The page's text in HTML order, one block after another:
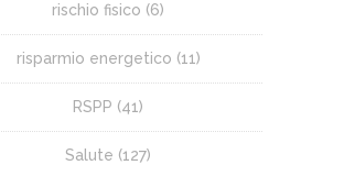
rischio fisico (6)
risparmio energetico (11)
RSPP (41)
Salute (127)